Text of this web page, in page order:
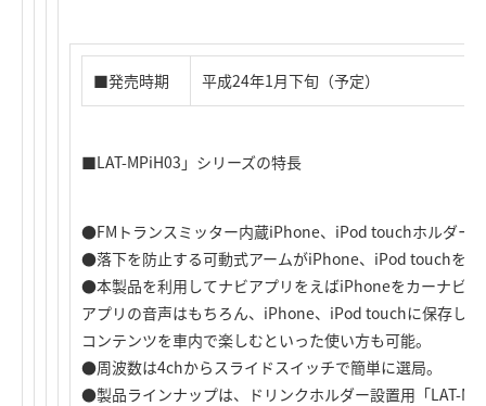
■発売時期 平成24年1月下旬（予定）
■LAT-MPiH03」シリーズの特長
●FMトランスミッター内蔵iPhone、iPod touchホルダー
●落下を防止する可動式アームがiPhone、iPod touchを
●本製品を利用してナビアプリをえばiPhoneをカーナビ
アプリの音声はもちろん、 iPhone、iPod touchに保存し
コンテンツを車内で楽しむといった使い方も可能。
●周波数は4chからスライドスイッチで簡単に選局。
●製品ラインナップは、ドリンクホルダー設置用「LAT-